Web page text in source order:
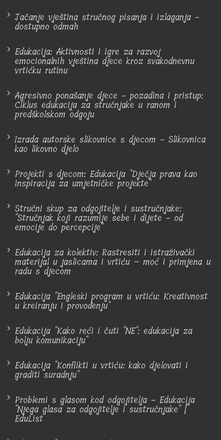
Jačanje vještina stručnog pisanja i izlaganja -
dostupno odmah
Edukacija: Aktivnosti i igre za razvoj
emocionalnih vještina djece kroz svakodnevnu
vrtićku rutinu
Agresivno ponašanje djece - pozadina i pristup:
Ciklus edukacija za stručnjake u ranom i
predškolskom odgoju
Izrada autorske slikovnice s djecom - Slikovnica
kao likovno djelo
Projekti s djecom: Edukacija "Dječja prava kao
inspiracija za umjetničke projekte"
Stručni skup za odgojitelje i sustručnjake:
"Stručnjak koji razumije sebe i dijete - od
emocije do percepcije"
Edukacija za kolektiv: Rastresiti i istraživački
materijal u jaslicama i vrtiću – moć i primjena u
radu s djecom
Edukacija "Engleski program u vrtiću: Kreativnost
u kreiranju i provođenju"
Edukacija "Kako reći i čuti "NE": edukacija za
bolju komunikaciju"
Edukacija "Konflikti u vrtiću: kako djelovati i
graditi suradnju"
Problemi s glasom kod odgojitelja - Edukacija
"Njega glasa za odgojitelje i sustručnjake" |
EduList